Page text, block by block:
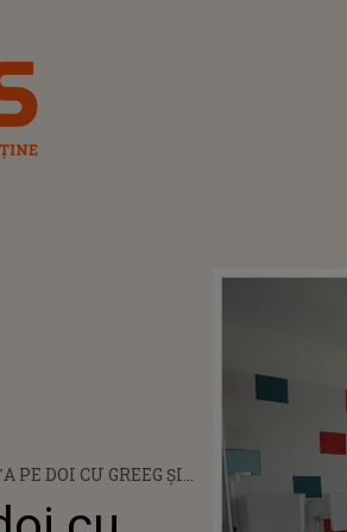
PE DOI CU GREEG ȘI
LA UN LICEU DIN